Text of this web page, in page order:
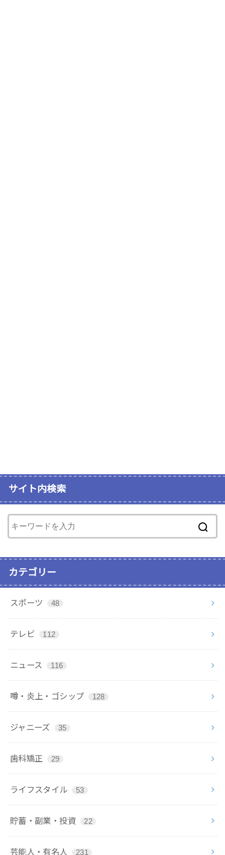
サイト内検索
カテゴリー
スポーツ 48
テレビ 112
ニュース 116
噂・炎上・ゴシップ 128
ジャニーズ 35
歯科矯正 29
ライフスタイル 53
貯蓄・副業・投資 22
芸能人・有名人 231